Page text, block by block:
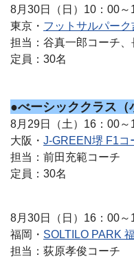
8月30日（日）10：00
東京・ フットサルパーク
担当：谷真一郎コーチ
定員：30名
●べーシッククラス（
8月29日（土）16：00
大阪・ J-GREEN堺 F1コ
担当：前田充範コーチ
定員：30名
8月30日（日）16：00～
福岡・ SOLTILO PARK
担当：荻原孝俊コーチ